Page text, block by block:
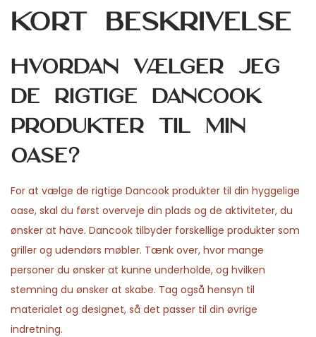
Kort beskrivelse
Hvordan vælger jeg
de rigtige Dancook
produkter til min
oase?
For at vælge de rigtige Dancook produkter til din hyggelige
oase, skal du først overveje din plads og de aktiviteter, du
ønsker at have. Dancook tilbyder forskellige produkter som
griller og udendørs møbler. Tænk over, hvor mange
personer du ønsker at kunne underholde, og hvilken
stemning du ønsker at skabe. Tag også hensyn til
materialet og designet, så det passer til din øvrige
indretning.